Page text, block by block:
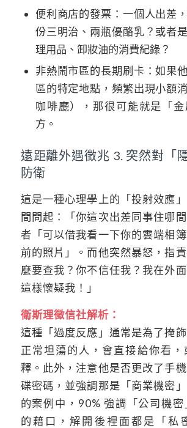
便利商店的發票：一個人出差
份三明治、兩瓶優酪乳？或者
理用品、卸妝油的消費紀錄？
非熱鬧市區的長期刷卡：如果
區的特定地點，頻繁出現小額
咖啡廳），那很可能就是「
方。
遠距離外遇徵兆 3. 突然對「
防衛
這是一種心理學上的「投射效應
間問起：「你這次出差同事住哪
者「可以借我看一下你的雲端相
前的照片」。而他突然暴怒，指
麼要查我？你不信任我？我在外
這樣懷疑我！」
衛斯理徵信社解析：
這種「過度反應」通常是為了掩
正常坦蕩的人，會直接給你看，
釋。此外，注意他是否更改了手
碟密碼，並強調那是「商業機密
的案例中，90% 強調「公司機
的藉口，解開後裡面都是「私